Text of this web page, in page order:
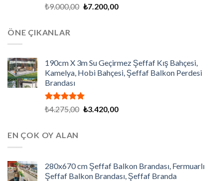
5 üzerinden
oy
₺9.000,00 Orijinal
₺7.200,00Şu
ÖNE ÇIKANLAR
190cm X 3m Su Geçirmez Şeffaf Kış Bahçesi,
Kamelya, Hobi Bahçesi, Şeffaf Balkon Perdesi
Brandası
5 üzerinden
oy
₺4.275,00 Orijinal
₺3.420,00Şu
EN ÇOK OY ALAN
280x670 cm Şeffaf Balkon Brandası, Fermuarlı
Şeffaf Balkon Brandası, Şeffaf Branda